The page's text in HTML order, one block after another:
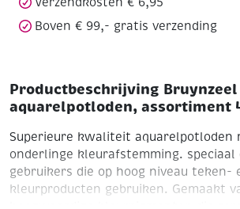
Boven € 99,- gratis verzending
Productbeschrijving Bruynzeel
aquarelpotloden, assortiment
Superieure kwaliteit aquarelpotloden
onderlinge kleurafstemming.
gebruikers die op hoog niveau teken-
kleurproducten gebruiken. Gemaakt